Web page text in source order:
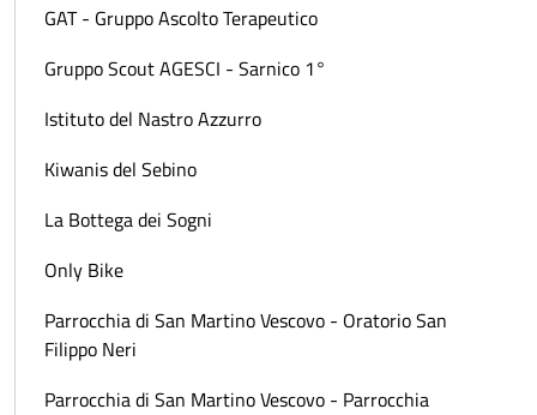
GAT - Gruppo Ascolto Terapeutico
Gruppo Scout AGESCI - Sarnico 1°
Istituto del Nastro Azzurro
Kiwanis del Sebino
La Bottega dei Sogni
Only Bike
Parrocchia di San Martino Vescovo - Oratorio San
Filippo Neri
Parrocchia di San Martino Vescovo - Parrocchia